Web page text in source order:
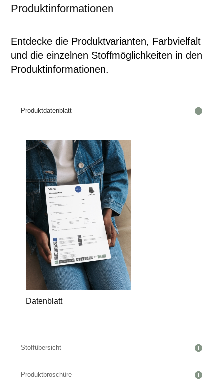
Produktinformationen
Entdecke die Produktvarianten, Farbvielfalt
und die einzelnen Stoffmöglichkeiten in den
Produktinformationen.
Produktdatenblatt
Datenblatt
Stoffübersicht
Produktbroschüre